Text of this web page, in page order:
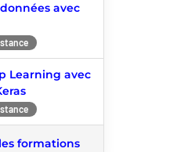
avec
Learning avec
formations